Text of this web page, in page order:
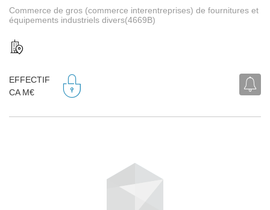
Commerce de gros (commerce interentreprises) de fournitures et
équipements industriels divers(4669B)
EFFECTIF
CA M€